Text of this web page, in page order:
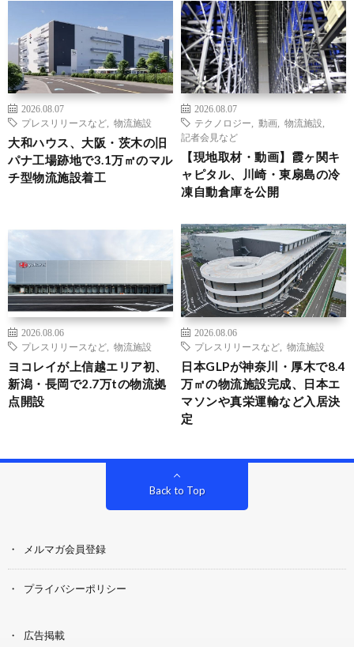
2026.08.07
プレスリリースなど
物流施設
大和ハウス、大阪・茨木の旧
パナ工場跡地で3.1万㎡のマル
チ型物流施設着工
2026.08.07
テクノロジー
動画 物流施設
記者会見など
【現地取材・動画】霞ヶ関キ
ャピタル、川崎・東扇島の冷
凍自動倉庫を公開
2026.08.06
プレスリリースなど
物流施設
ヨコレイが上信越エリア初、
新潟・長岡で2.7万tの物流拠
点開設
2026.08.06
プレスリリースなど
物流施設
日本GLPが神奈川・厚木で8.4
万㎡の物流施設完成、日本エ
マソンや真栄運輸など入居決
定
Back to Top
メルマガ会員登録
プライバシーポリシー
広告掲載